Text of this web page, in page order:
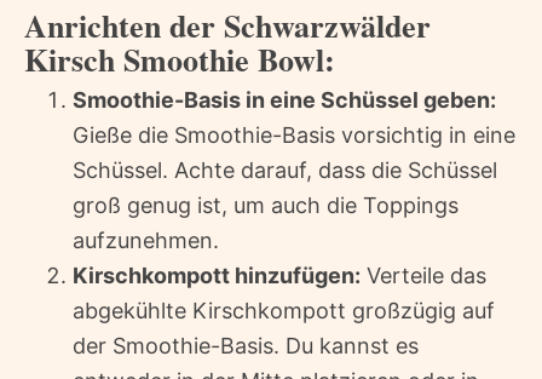
Anrichten der Schwarzwälder
Kirsch Smoothie Bowl:
Smoothie-Basis in eine Schüssel geben:
Gieße die Smoothie-Basis vorsichtig in eine
Schüssel. Achte darauf, dass die Schüssel
groß genug ist, um auch die Toppings
aufzunehmen.
Kirschkompott hinzufügen: Verteile das
abgekühlte Kirschkompott großzügig auf
der Smoothie-Basis. Du kannst es